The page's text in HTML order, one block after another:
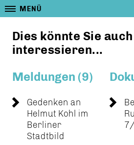
MENÜ
Dies könnte Sie auch
interessieren...
Meldungen (9)
Gedenken an
Helmut Kohl im
Berliner
Stadtbild